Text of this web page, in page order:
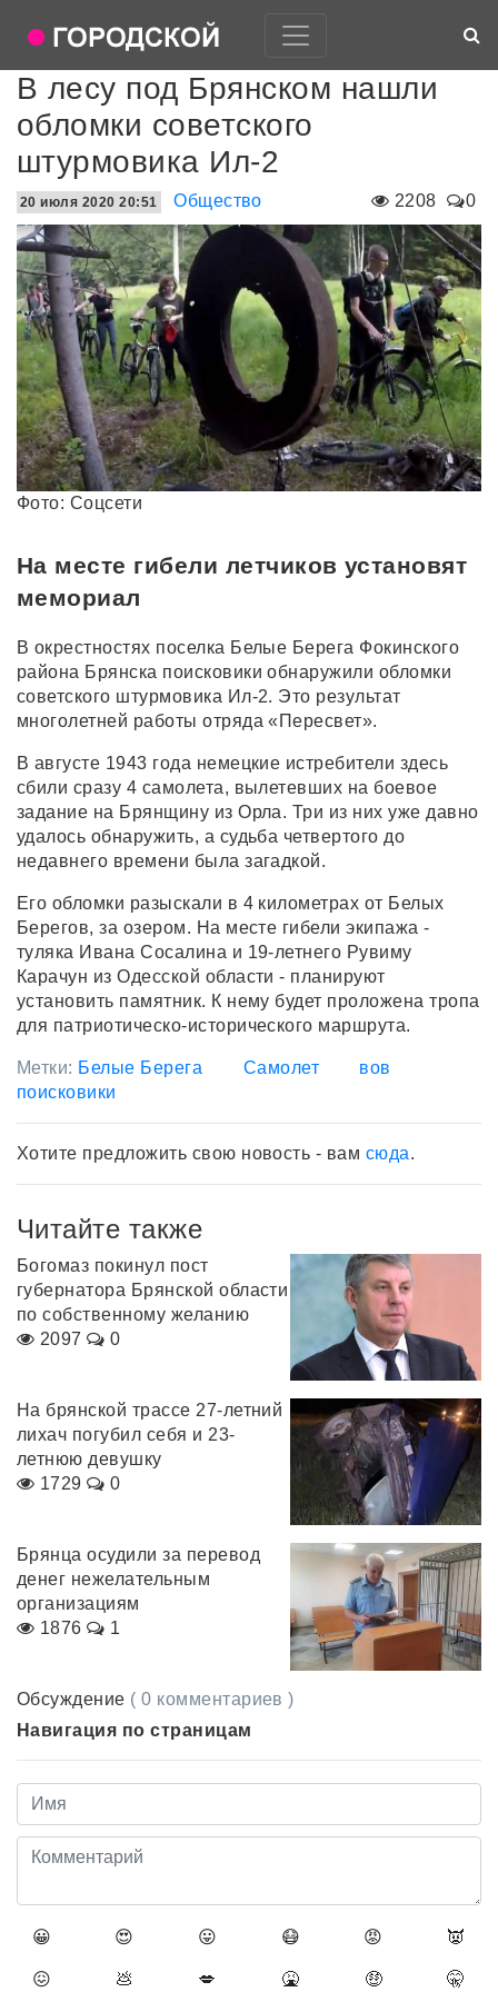
В лесу под Брянском нашли
обломки советского
штурмовика Ил-2
2208 0
20 июля 2020 20:51 Общество
Фото: Соцсети
На месте гибели летчиков установят
мемориал
В окрестностях поселка Белые Берега Фокинского
района Брянска поисковики обнаружили обломки
советского штурмовика Ил-2. Это результат
многолетней работы отряда «Пересвет».
В августе 1943 года немецкие истребители здесь
сбили сразу 4 самолета, вылетевших на боевое
задание на Брянщину из Орла. Три из них уже давно
удалось обнаружить, а судьба четвертого до
недавнего времени была загадкой.
Его обломки разыскали в 4 километрах от Белых
Берегов, за озером. На месте гибели экипажа -
туляка Ивана Сосалина и 19-летнего Рувиму
Карачун из Одесской области - планируют
установить памятник. К нему будет проложена тропа
для патриотическо-исторического маршрута.
Метки: Белые Берега Самолет
вов
поисковики
Хотите предложить свою новость - вам сюда.
Читайте также
Богомаз покинул пост
губернатора Брянской области
по собственному желанию
2097
0
На брянской трассе 27-летний
лихач погубил себя и 23-
летнюю девушку
1729
0
Брянца осудили за перевод
денег нежелательным
организациям
1876
1
Обсуждение ( 0 комментариев )
Навигация по страницам
😀 😍 😛 😷 😡 👿
😖 💩 💋 🤮 🤑 🤫